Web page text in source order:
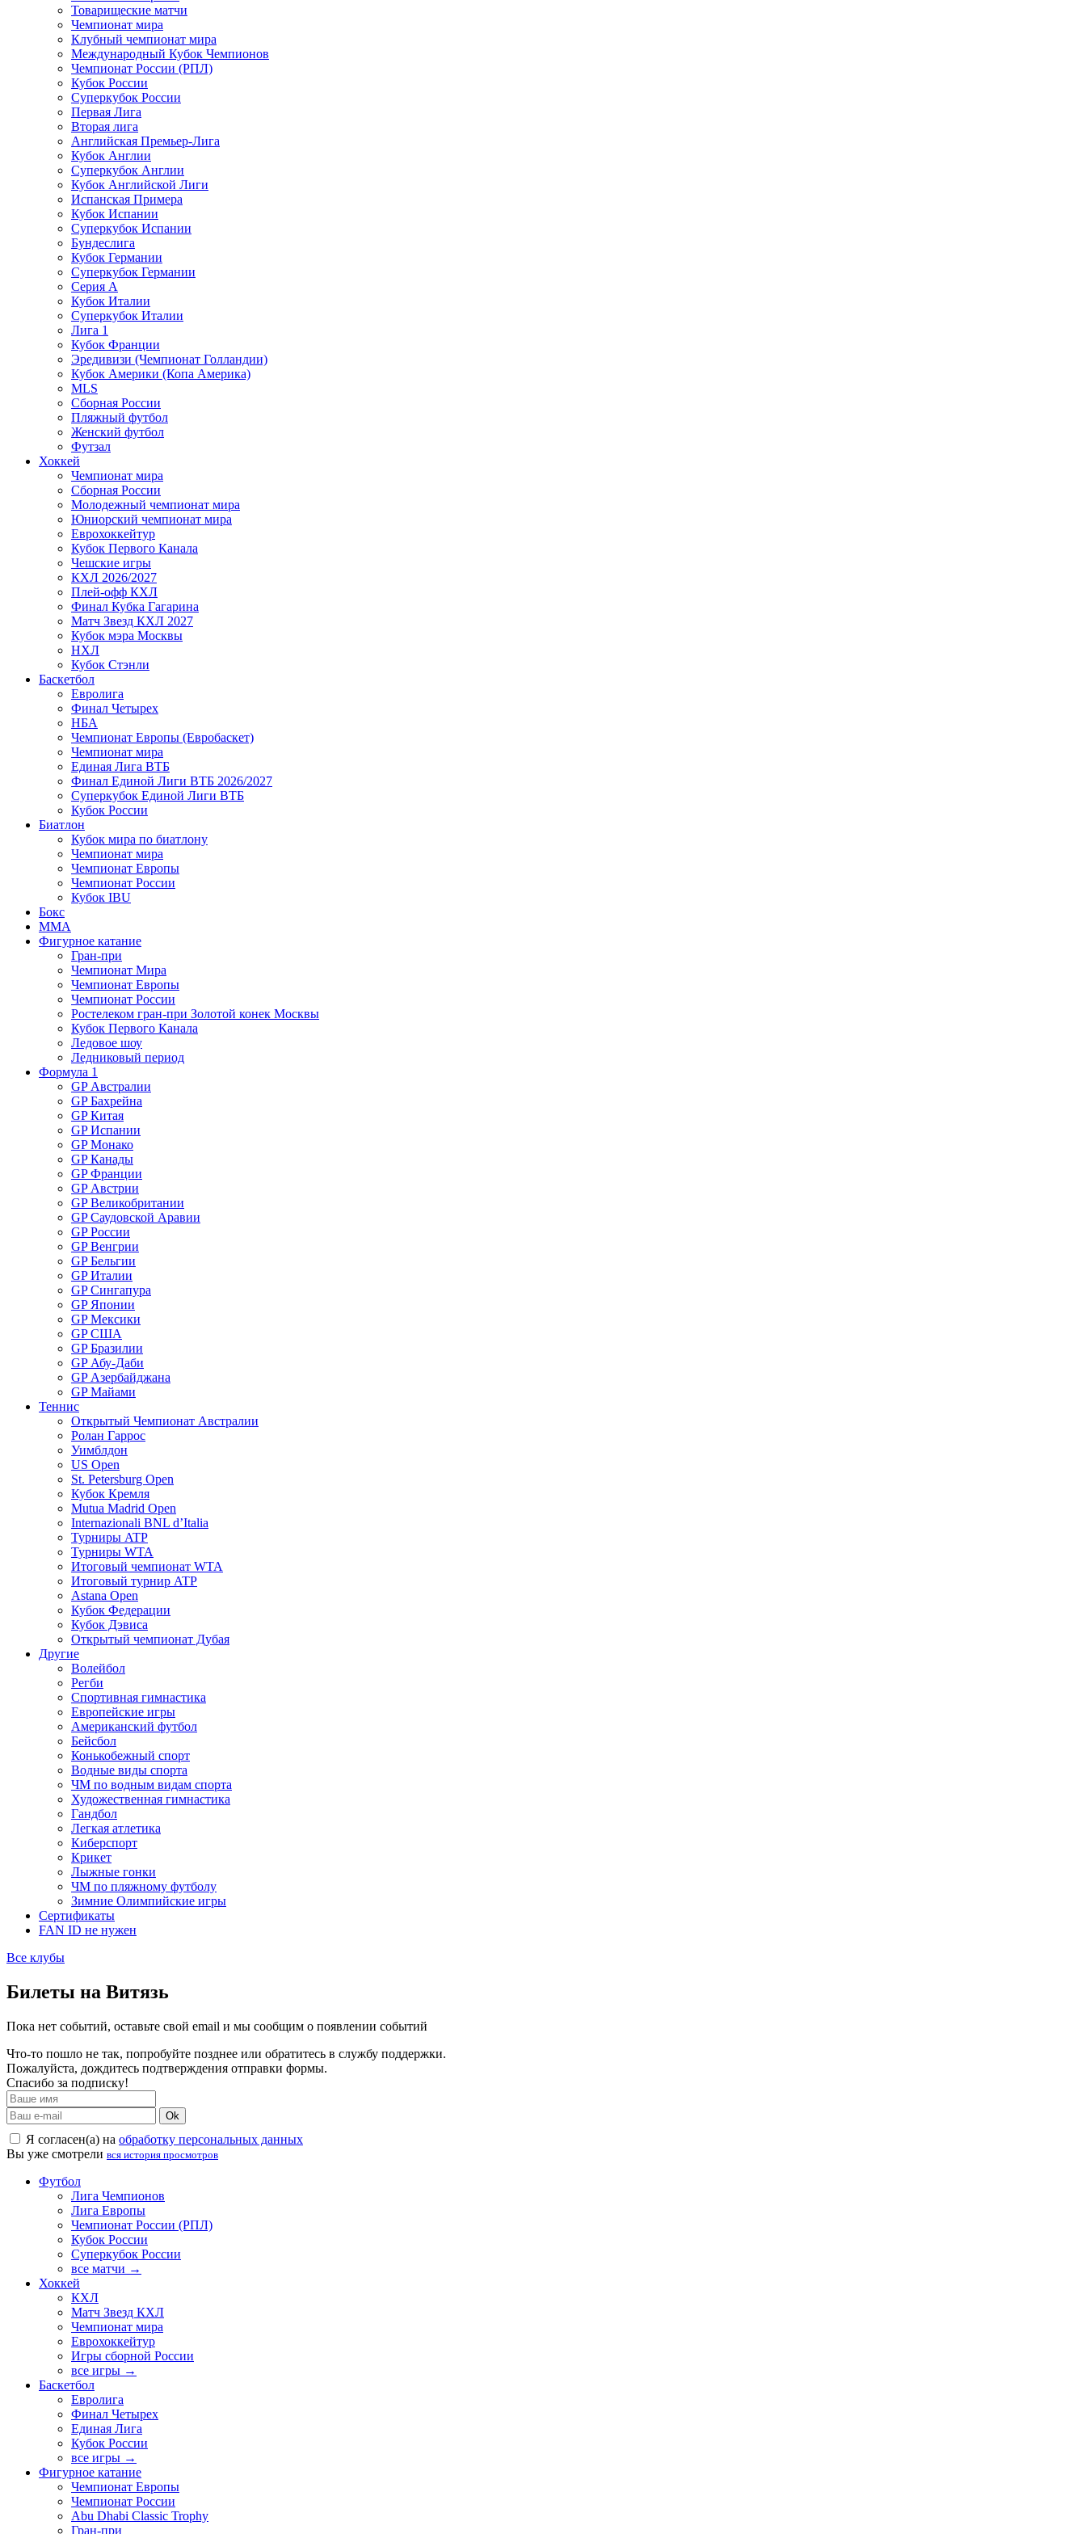
Товарищеские матчи
Чемпионат мира
Клубный чемпионат мира
Международный Кубок Чемпионов
Чемпионат России (РПЛ)
Кубок России
Суперкубок России
Первая Лига
Вторая лига
Английская Премьер-Лига
Кубок Англии
Суперкубок Англии
Кубок Английской Лиги
Испанская Примера
Кубок Испании
Суперкубок Испании
Бундеслига
Кубок Германии
Суперкубок Германии
Серия А
Кубок Италии
Суперкубок Италии
Лига 1
Кубок Франции
Эредивизи (Чемпионат Голландии)
Кубок Америки (Копа Америка)
MLS
Сборная России
Пляжный футбол
Женский футбол
Футзал
Хоккей
Чемпионат мира
Сборная России
Молодежный чемпионат мира
Юниорский чемпионат мира
Еврохоккейтур
Кубок Первого Канала
Чешские игры
КХЛ 2026/2027
Плей-офф КХЛ
Финал Кубка Гагарина
Матч Звезд КХЛ 2027
Кубок мэра Москвы
НХЛ
Кубок Стэнли
Баскетбол
Евролига
Финал Четырех
НБА
Чемпионат Европы (Евробаскет)
Чемпионат мира
Единая Лига ВТБ
Финал Единой Лиги ВТБ 2026/2027
Суперкубок Единой Лиги ВТБ
Кубок России
Биатлон
Кубок мира по биатлону
Чемпионат мира
Чемпионат Европы
Чемпионат России
Кубок IBU
Бокс
MMA
Фигурное катание
Гран-при
Чемпионат Мира
Чемпионат Европы
Чемпионат России
Ростелеком гран-при Золотой конек Москвы
Кубок Первого Канала
Ледовое шоу
Ледниковый период
Формула 1
GP Австралии
GP Бахрейна
GP Китая
GP Испании
GP Монако
GP Канады
GP Франции
GP Австрии
GP Великобритании
GP Саудовской Аравии
GP России
GP Венгрии
GP Бельгии
GP Италии
GP Сингапура
GP Японии
GP Мексики
GP США
GP Бразилии
GP Абу-Даби
GP Азербайджана
GP Майами
Теннис
Открытый Чемпионат Австралии
Ролан Гаррос
Уимблдон
US Open
St. Petersburg Open
Кубок Кремля
Mutua Madrid Open
Internazionali BNL d’Italia
Турниры ATP
Турниры WTA
Итоговый чемпионат WTA
Итоговый турнир ATP
Astana Open
Кубок Федерации
Кубок Дэвиса
Открытый чемпионат Дубая
Другие
Волейбол
Регби
Спортивная гимнастика
Европейские игры
Американский футбол
Бейсбол
Конькобежный спорт
Водные виды спорта
ЧМ по водным видам спорта
Художественная гимнастика
Гандбол
Легкая атлетика
Киберспорт
Крикет
Лыжные гонки
ЧМ по пляжному футболу
Зимние Олимпийские игры
Сертификаты
FAN ID не нужен
Все клубы
Билеты на Витязь
Пока нет событий, оставьте свой email и мы сообщим о появлении событий
Что-то пошло не так, попробуйте позднее или обратитесь в службу поддержки.
Пожалуйста, дождитесь подтверждения отправки формы.
Спасибо за подписку!
Ok
Я согласен(а) на обработку персональных данных
Вы уже смотрели вся история просмотров
Футбол
Лига Чемпионов
Лига Европы
Чемпионат России (РПЛ)
Кубок России
Суперкубок России
все матчи →
Хоккей
КХЛ
Матч Звезд КХЛ
Чемпионат мира
Еврохоккейтур
Игры сборной России
все игры →
Баскетбол
Евролига
Финал Четырех
Единая Лига
Кубок России
все игры →
Фигурное катание
Чемпионат Европы
Чемпионат России
Abu Dhabi Classic Trophy
Гран-при